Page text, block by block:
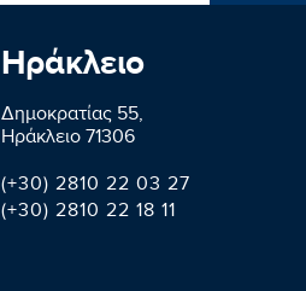
Ηράκλειο
Δημοκρατίας 55,
Ηράκλειο 71306
(+30) 2810 22 03 27
(+30) 2810 22 18 11